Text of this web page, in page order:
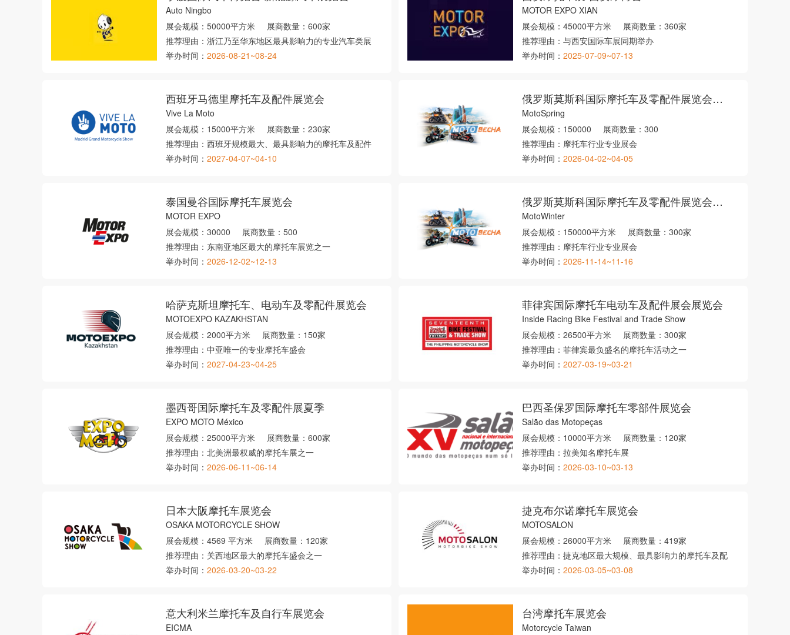
Auto Ningbo
展会规模： 50000平方米 展商数量： 600家
推荐理由： 浙江乃至华东地区最具影响力的专业汽车类展
举办时间： 2026-08-21~08-24
MOTOR EXPO XIAN
展会规模： 45000平方米 展商数量： 360家
推荐理由： 与西安国际车展同期举办
举办时间： 2025-07-09~07-13
西班牙马德里摩托车及配件展览会
Vive La Moto
展会规模： 15000平方米 展商数量： 230家
推荐理由： 西班牙规模最大、最具影响力的摩托车及配件
举办时间： 2027-04-07~04-10
俄罗斯莫斯科国际摩托车及零配件展览会春季
MotoSpring
展会规模： 150000 展商数量： 300
推荐理由： 摩托车行业专业展会
举办时间： 2026-04-02~04-05
泰国曼谷国际摩托车展览会
MOTOR EXPO
展会规模： 30000 展商数量： 500
推荐理由： 东南亚地区最大的摩托车展览之一
举办时间： 2026-12-02~12-13
俄罗斯莫斯科国际摩托车及零配件展览会冬季
MotoWinter
展会规模： 150000平方米 展商数量： 300家
推荐理由： 摩托车行业专业展会
举办时间： 2026-11-14~11-16
哈萨克斯坦摩托车、电动车及零配件展览会
MOTOEXPO KAZAKHSTAN
展会规模： 2000平方米 展商数量： 150家
推荐理由： 中亚唯一的专业摩托车盛会
举办时间： 2027-04-23~04-25
菲律宾国际摩托车电动车及配件展会展览会
Inside Racing Bike Festival and Trade Show
展会规模： 26500平方米 展商数量： 300家
推荐理由： 菲律宾最负盛名的摩托车活动之一
举办时间： 2027-03-19~03-21
墨西哥国际摩托车及零配件展夏季
EXPO MOTO México
展会规模： 25000平方米 展商数量： 600家
推荐理由： 北美洲最权威的摩托车展之一
举办时间： 2026-06-11~06-14
巴西圣保罗国际摩托车零部件展览会
Salão das Motopeças
展会规模： 10000平方米 展商数量： 120家
推荐理由： 拉美知名摩托车展
举办时间： 2026-03-10~03-13
日本大阪摩托车展览会
OSAKA MOTORCYCLE SHOW
展会规模： 4569 平方米 展商数量： 120家
推荐理由： 关西地区最大的摩托车盛会之一
举办时间： 2026-03-20~03-22
捷克布尔诺摩托车展览会
MOTOSALON
展会规模： 26000平方米 展商数量： 419家
推荐理由： 捷克地区最大规模、最具影响力的摩托车及配
举办时间： 2026-03-05~03-08
意大利米兰摩托车及自行车展览会
EICMA
台湾摩托车展览会
Motorcycle Taiwan